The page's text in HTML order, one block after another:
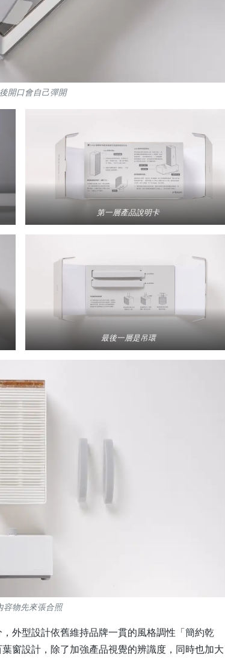
開口會自己彈開
第一層產品說明卡
最後一層是吊環
容物先來張合照
外型設計依舊維持品牌一貫的風格調性「簡約乾
窗設計，除了加強產品視覺的辨識度，同時也加大